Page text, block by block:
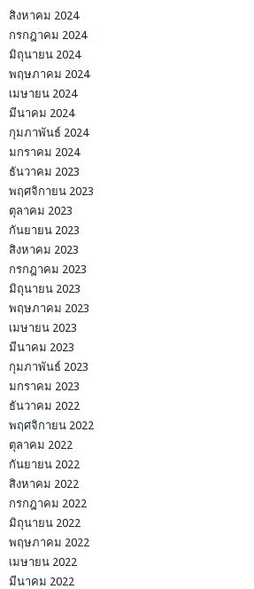
สิงหาคม 2024
กรกฎาคม 2024
มิถุนายน 2024
พฤษภาคม 2024
เมษายน 2024
มีนาคม 2024
กุมภาพันธ์ 2024
มกราคม 2024
ธันวาคม 2023
พฤศจิกายน 2023
ตุลาคม 2023
กันยายน 2023
สิงหาคม 2023
กรกฎาคม 2023
มิถุนายน 2023
พฤษภาคม 2023
เมษายน 2023
มีนาคม 2023
กุมภาพันธ์ 2023
มกราคม 2023
ธันวาคม 2022
พฤศจิกายน 2022
ตุลาคม 2022
กันยายน 2022
สิงหาคม 2022
กรกฎาคม 2022
มิถุนายน 2022
พฤษภาคม 2022
เมษายน 2022
มีนาคม 2022